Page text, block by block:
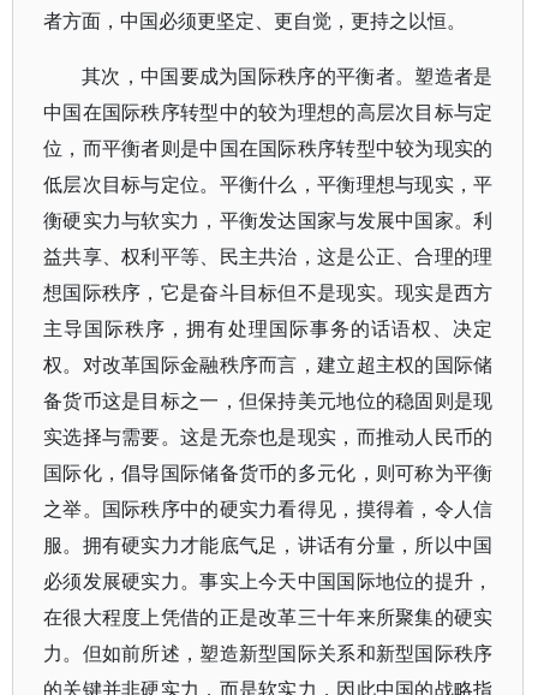
者方面，中国必须更坚定、更自觉，更持之以恒。
其次，中国要成为国际秩序的平衡者。塑造者是
中国在国际秩序转型中的较为理想的高层次目标与定
位，而平衡者则是中国在国际秩序转型中较为现实的
低层次目标与定位。平衡什么，平衡理想与现实，平
衡硬实力与软实力，平衡发达国家与发展中国家。利
益共享、权利平等、民主共治，这是公正、合理的理
想国际秩序，它是奋斗目标但不是现实。现实是西方
主导国际秩序，拥有处理国际事务的话语权、决定
权。对改革国际金融秩序而言，建立超主权的国际储
备货币这是目标之一，但保持美元地位的稳固则是现
实选择与需要。这是无奈也是现实，而推动人民币的
国际化，倡导国际储备货币的多元化，则可称为平衡
之举。国际秩序中的硬实力看得见，摸得着，令人信
服。拥有硬实力才能底气足，讲话有分量，所以中国
必须发展硬实力。事实上今天中国国际地位的提升，
在很大程度上凭借的正是改革三十年来所聚集的硬实
力。但如前所述，塑造新型国际关系和新型国际秩序
的关键并非硬实力，而是软实力，因此中国的战略指